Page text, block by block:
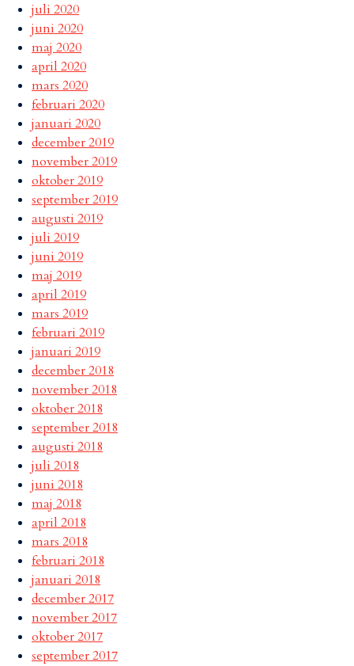
juli 2020
juni 2020
maj 2020
april 2020
mars 2020
februari 2020
januari 2020
december 2019
november 2019
oktober 2019
september 2019
augusti 2019
juli 2019
juni 2019
maj 2019
april 2019
mars 2019
februari 2019
januari 2019
december 2018
november 2018
oktober 2018
september 2018
augusti 2018
juli 2018
juni 2018
maj 2018
april 2018
mars 2018
februari 2018
januari 2018
december 2017
november 2017
oktober 2017
september 2017